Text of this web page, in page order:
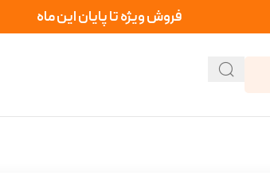
فروش ویژه تا پایان این ماه